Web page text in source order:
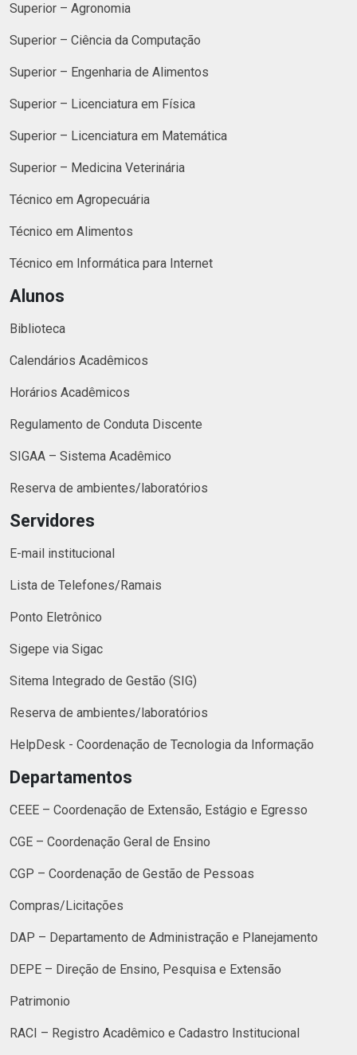
Superior – Agronomia
Superior – Ciência da Computação
Superior – Engenharia de Alimentos
Superior – Licenciatura em Física
Superior – Licenciatura em Matemática
Superior – Medicina Veterinária
Técnico em Agropecuária
Técnico em Alimentos
Técnico em Informática para Internet
Alunos
Biblioteca
Calendários Acadêmicos
Horários Acadêmicos
Regulamento de Conduta Discente
SIGAA – Sistema Acadêmico
Reserva de ambientes/laboratórios
Servidores
E-mail institucional
Lista de Telefones/Ramais
Ponto Eletrônico
Sigepe via Sigac
Sitema Integrado de Gestão (SIG)
Reserva de ambientes/laboratórios
HelpDesk - Coordenação de Tecnologia da Informação
Departamentos
CEEE – Coordenação de Extensão, Estágio e Egresso
CGE – Coordenação Geral de Ensino
CGP – Coordenação de Gestão de Pessoas
Compras/Licitações
DAP – Departamento de Administração e Planejamento
DEPE – Direção de Ensino, Pesquisa e Extensão
Patrimonio
RACI – Registro Acadêmico e Cadastro Institucional